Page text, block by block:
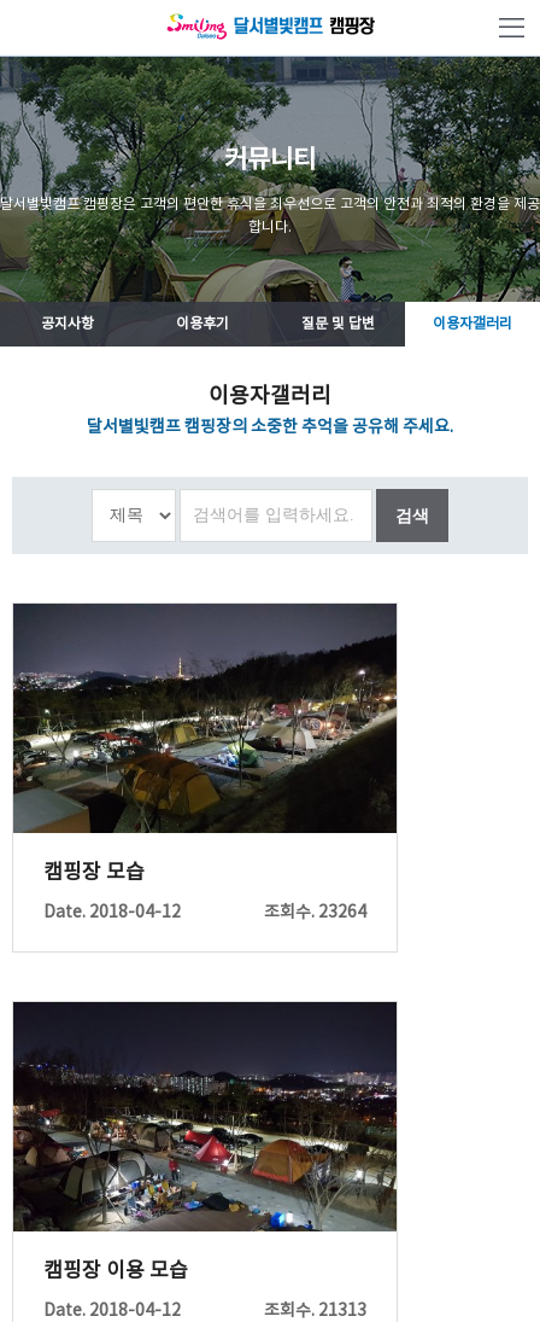
커뮤니티
달서별빛캠프 캠핑장은 고객의 편안한 휴식을 최우선으로 고객의 안전과 최적의 환경을 제공
합니다.
공지사항 이용후기 질문 및 답변 이용자갤러리
이용자갤러리
달서별빛캠프 캠핑장의 소중한 추억을 공유해 주세요.
검색
캠핑장 모습
Date. 2018-04-12 조회수. 23264
캠핑장 이용 모습
Date. 2018-04-12 조회수. 21313